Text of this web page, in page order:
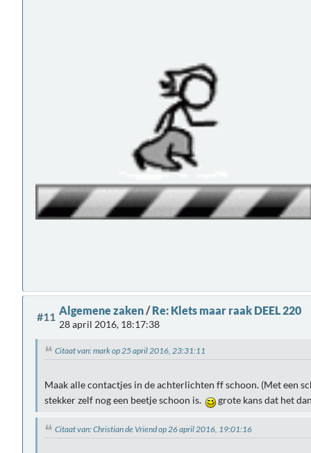
#11 Algemene zaken/Re: Klets maar raak DEEL 220
28 april 2016, 18:17:38
Citaat van: mark op 25 april 2016, 23:31:11
Maak alle contactjes in de achterlichten ff schoon. (Met een
stekker zelf nog een beetje schoon is.
grote kans dat het
Citaat van: Christian de Vriend op 26 april 2016, 19:01:16